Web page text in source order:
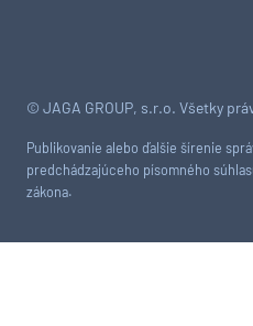
© JAGA GROUP, s.r.o. Všetky
Publikovanie alebo ďalšie šírenie
predchádzajúceho písomného
zákona.